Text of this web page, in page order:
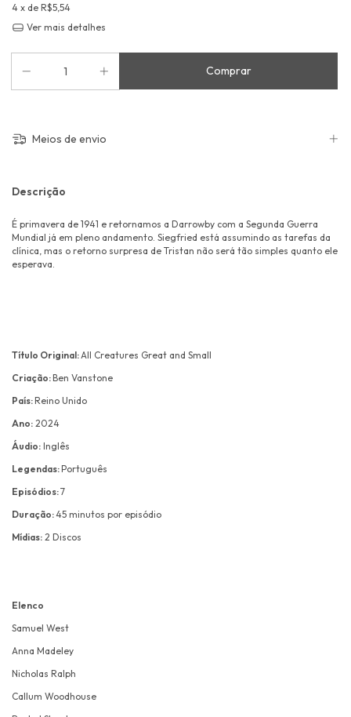
4 x de R$5,54
Ver mais detalhes
Meios de envio
Descrição
É primavera de 1941 e retornamos a Darrowby com a Segunda Guerra
Mundial já em pleno andamento. Siegfried está assumindo as tarefas da
clínica, mas o retorno surpresa de Tristan não será tão simples quanto ele
esperava.
Título Original: All Creatures Great and Small
Criação:Ben Vanstone
País:Reino Unido
Ano: 2024
Áudio: Inglês
Legendas:Português
Episódios:7
Duração:45 minutos por episódio
Mídias: 2 Discos
Elenco
Samuel West
Anna Madeley
Nicholas Ralph
Callum Woodhouse